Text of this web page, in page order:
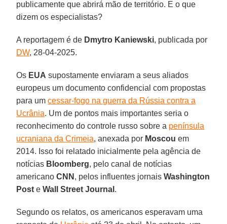
publicamente que abrirá mão de território. E o que
dizem os especialistas?
A reportagem é de Dmytro Kaniewski, publicada por
DW, 28-04-2025.
Os EUA supostamente enviaram a seus aliados
europeus um documento confidencial com propostas
para umcessar-fogo na guerra da Rússia contra a
Ucrânia. Um de pontos mais importantes seria o
reconhecimento do controle russo sobre a península
ucraniana da Crimeia, anexada por Moscou em
2014. Isso foi relatado inicialmente pela agência de
notícias Bloomberg, pelo canal de notícias
americanoCNN , pelos influentes jornaisWashington
Post eWall Street Journal .
Segundo os relatos, os americanos esperavam uma